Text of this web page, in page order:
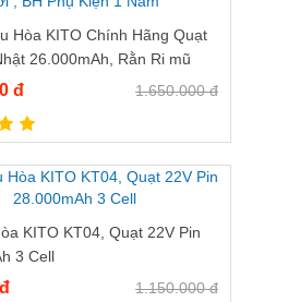
Hòa KITO Chính Hãng Quạt
26.000mAh, Rằn Ri mũ
Phụ Kiện 1 Năm
đ 1.650.000 đ
KITO KT04, Quạt 22V Pin
3 Cell
1.150.000 đ